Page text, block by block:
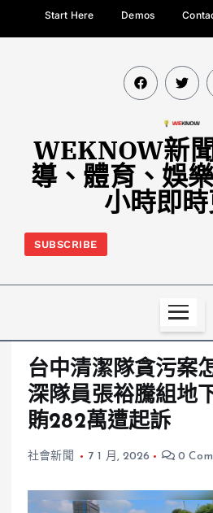
Start Here Demos
WEKNOW新
導、體育、娛
小時即
SUBSCRIBE
台中清潔隊貪污案
深隊員張裕騰組
賄282萬遭起訴
社會新聞 7 1 月, 2026 0